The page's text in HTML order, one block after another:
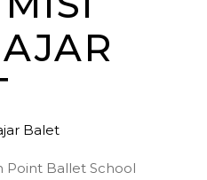
Balet
Point Ballet School